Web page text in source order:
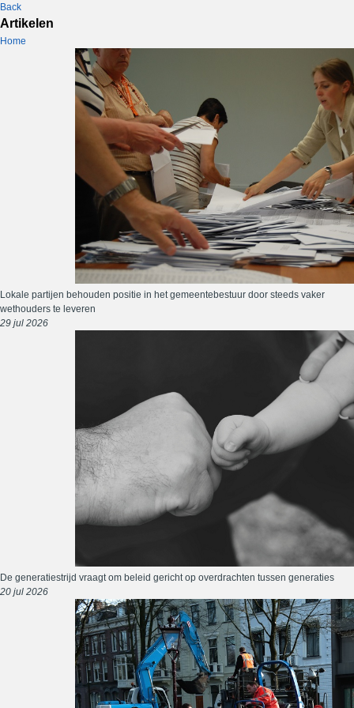
Back
Artikelen
Home
Lokale partijen behouden positie in het gemeentebestuur door steeds vaker
wethouders te leveren
29 jul 2026
De generatiestrijd vraagt om beleid gericht op overdrachten tussen generaties
20 jul 2026